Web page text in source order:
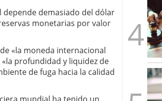
demasiado del dólar
monetarias por valor
«la moneda internacional
profundidad y liquidez de
de fuga hacia la calidad